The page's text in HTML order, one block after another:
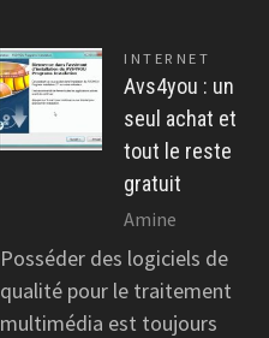
INTERNET
Avs4you : un
seul achat et
tout le reste
gratuit
Amine
Posséder des logiciels de
qualité pour le traitement
multimédia est toujours